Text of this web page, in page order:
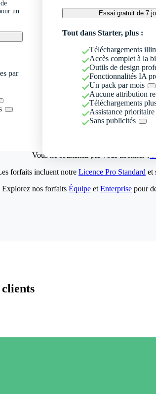
un
par
Essai gratuit de 7
Tout dans Starter, plus :
Téléchargements
Accès complet à la
Outils de design
Fonctionnalités IA
Un pack par mois
Aucune attribution
Téléchargements
Assistance prioritaire
Sans publicités
Vous ne souhaitez pas vous abonner ?
forfaits incluent notre Licence Pro Standard et
Explorez nos forfaits Équipe et Enterprise pour